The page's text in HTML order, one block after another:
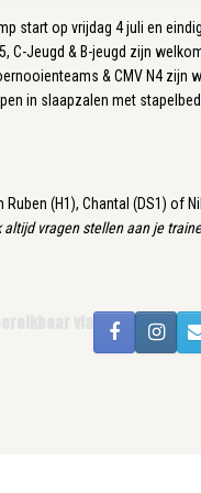
start op vrijdag 4 juli en
C-Jeugd & B-jeugd zijn
& CMV N4 zijn
in slaapzalen met
Ruben (H1), Chantal (DS1) of
altijd vragen stellen aan je